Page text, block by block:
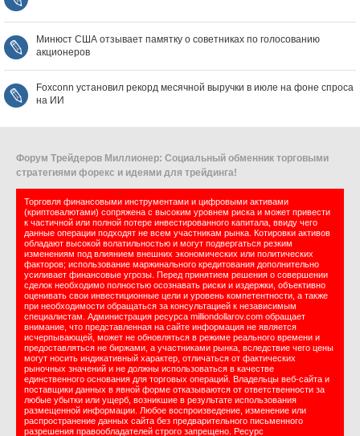
Минюст США отзывает памятку о советниках по голосованию
акционеров
Foxconn установил рекорд месячной выручки в июле на фоне спроса
на ИИ
Форум Трейдеров Миллионер: Социальный обменник торговыми
стратегиями форекс и идеями для трейдинга!
Торговля финансовыми инструментами и цифровыми активами
(криптовалютами) сопряжена с высоким уровнем риска и может привести
к частичной или полной потере инвестированного капитала, ввиду чего
данные операции подходят не всем участникам рынка. Котировки активов
обладают высокой волатильностью и могут подвергаться резким
изменениям под влиянием внешних экономических или политических
факторов; использование маржинального кредитования дополнительно
усиливает финансовые угрозы. Перед принятием решения о совершении
сделок необходимо полностью осознавать риски и издержки, объективно
оценивать свои инвестиционные цели и уровень компетентности, а также
при необходимости обращаться за консультацией к независимым
специалистам. Администрация ресурса milliondollarov.com обращает
внимание, что представленная на сайте информация не является
исчерпывающей, может не обновляться в режиме реального времени и
предоставляться не биржами, а участниками рынка, вследствие чего цены
могут носить индикативный характер, отличаться от фактических
рыночных значений и не должны использоваться в качестве
единственного основания для торговых операций. Владельцы веб-сайта и
поставщики данных в явной форме отказываются от ответственности за
любые убытки или ущерб, возникшие в результате использования
размещенной информации. Любое воспроизведение, изменение или
распространение данных сайта без предварительного письменного
разрешения правообладателей строго запрещено. Ресурс